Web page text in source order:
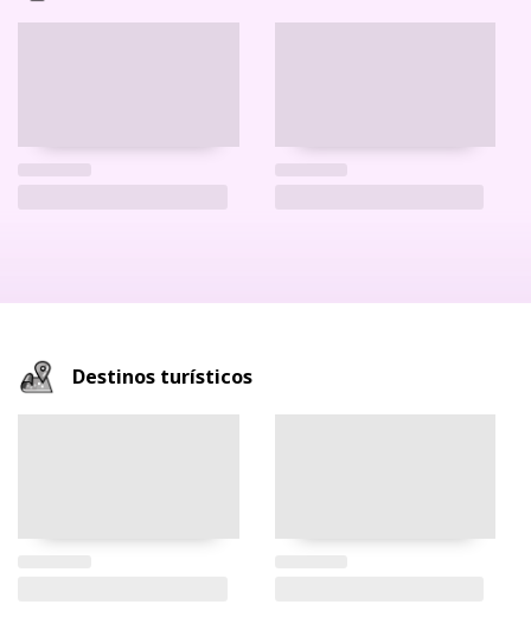
Destinos turísticos